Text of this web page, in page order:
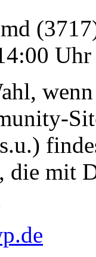
Uhr
die mit